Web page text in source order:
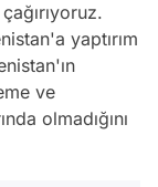
yaptırım
ve
olmadığını